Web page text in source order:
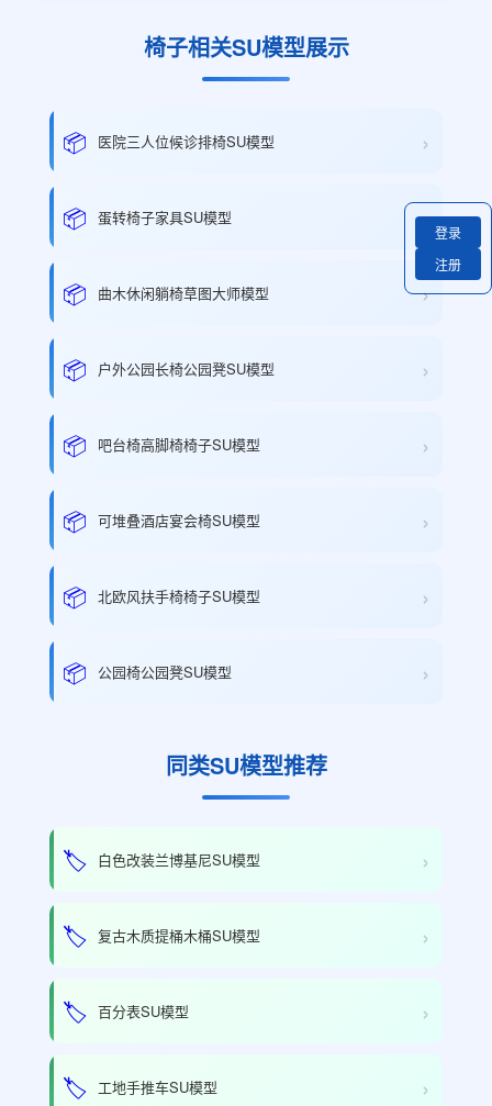
椅子相关SU模型展示
📦 医院三人位候诊排椅SU模型 ›
📦 蛋转椅子家具SU模型 ›
📦 曲木休闲躺椅草图大师模型 ›
📦 户外公园长椅公园凳SU模型 ›
📦 吧台椅高脚椅椅子SU模型 ›
📦 可堆叠酒店宴会椅SU模型 ›
📦 北欧风扶手椅椅子SU模型 ›
📦 公园椅公园凳SU模型 ›
同类SU模型推荐
🏷️ 白色改装兰博基尼SU模型 ›
🏷️ 复古木质提桶木桶SU模型 ›
🏷️ 百分表SU模型 ›
🏷️ 工地手推车SU模型 ›
登录
注册